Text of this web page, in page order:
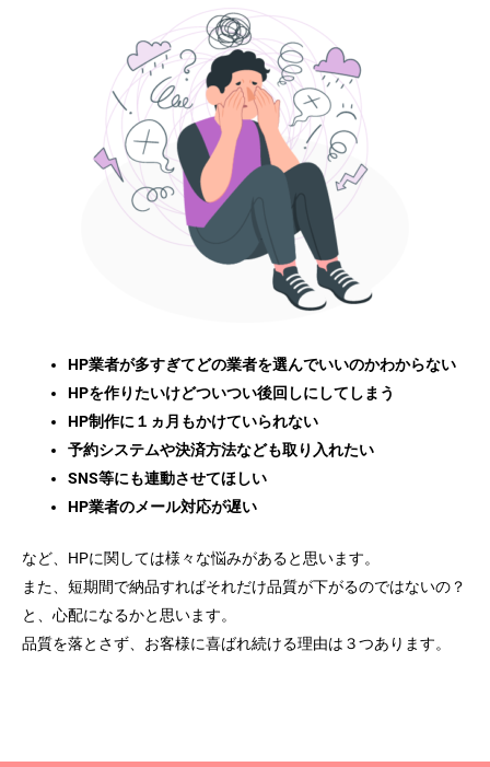
HP業者が多すぎてどの業者を選んでいいのかわからない
HPを作りたいけどついつい後回しにしてしまう
HP制作に１ヵ月もかけていられない
予約システムや決済方法なども取り入れたい
SNS等にも連動させてほしい
HP業者のメール対応が遅い
など、HPに関しては様々な悩みがあると思います。
また、短期間で納品すればそれだけ品質が下がるのではないの？
と、心配になるかと思います。
品質を落とさず、お客様に喜ばれ続ける理由は３つあります。